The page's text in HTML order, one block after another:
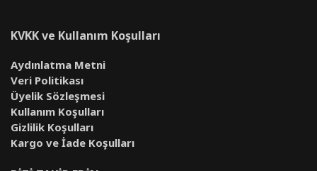
KVKK ve Kullanım Koşulları
Aydınlatma Metni
Veri Politikası
Üyelik Sözleşmesi
Kullanım Koşulları
Gizlilik Koşulları
Kargo ve İade Koşulları